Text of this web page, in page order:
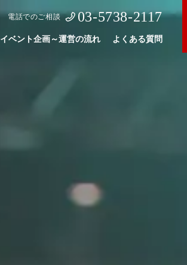
イベント企画～運営の流れ よくある質問
電話でのご相談 03-5738-2117